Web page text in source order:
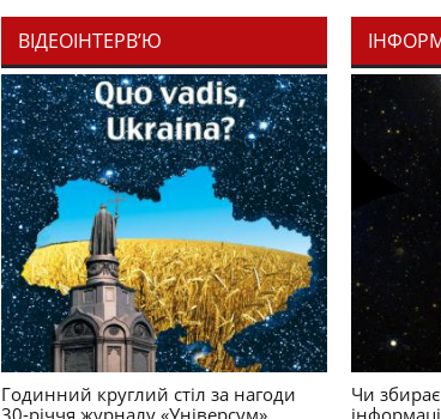
СЛОВО РЕДАКЦІЙНЕ Олег К.
уособлення української
ВІДЕОІНТЕРВ’Ю
Годинний круглий стіл за нагоди
Чи